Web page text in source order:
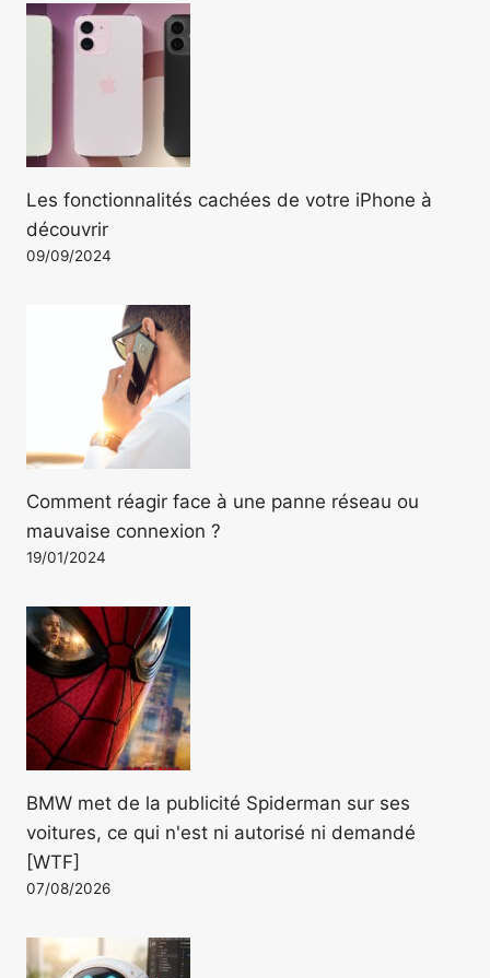
Les fonctionnalités cachées de votre iPhone à
découvrir
09/09/2024
Comment réagir face à une panne réseau ou
mauvaise connexion ?
19/01/2024
BMW met de la publicité Spiderman sur ses
voitures, ce qui n'est ni autorisé ni demandé
[WTF]
07/08/2026